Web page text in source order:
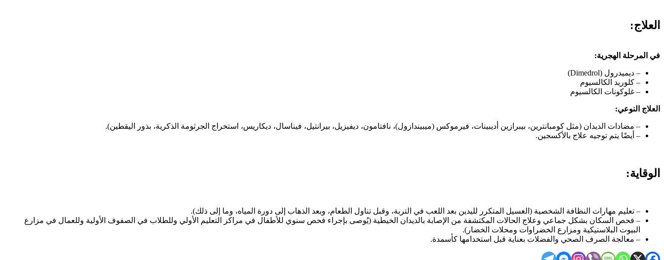
العلاج:
في المرحلة الهجرية:
– ديميدرول (Dimedrol)
– كلوريد الكالسيوم
– غلوكونات الكالسيوم
العلاج النوعي:
– مضادات الديدان (مثل كومبانترين، بيبرازين أديبينات، فيرموكس (ميبيندازول)، نافتامون، ديفيزيل، بيرانتيل، فيناسال، ديكاريس، استخراج الجرثومة الذكرية، بذور اليقطين).
– أيضًا يتم توجيه علاج بالأكسجين.
الوقاية:
– تعليم مهارات النظافة الشخصية (الغسيل المتكرر لليدين بعد اللعب في التربة، وقبل تناول الطعام، وبعد الذهاب إلى دورة المياه، وما إلى ذلك).
– فحص السكان بشكل جماعي وعلاج الحالات المكتشفة من الإصابة بالديدان الخيطية (يُوصى بإجراء فحص سنوي للأطفال في مراكز التعليم الأولي وللطلاب في الصفوف الأولية وللعمال في مزارع
البيوت البلاستيكية ومزارع الخضراوات ومحلات الخضار).
– معالجة الصرف الصحي والفضلات بعناية قبل استخدامها كأسمدة.